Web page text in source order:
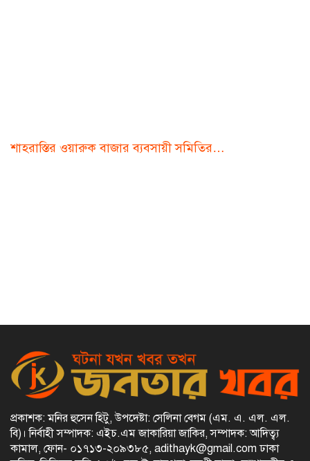
শাহরাস্তির ওয়ারুক বাজার ব্যবসায়ী সমিতির…
প্রকাশক: মনির হুসেন হিটু, উপদেষ্টা: সেলিনা বেগম (এম. এ. এল. এল.
বি) । নির্বাহী সম্পাদক: এইচ.এম জাকারিয়া জাকির,সম্পাদক: আদিত্ব্য
কামাল, ফোন- ০১৭১৩-২০৯৩৮৫, adithayk@gmail.comঢাকা